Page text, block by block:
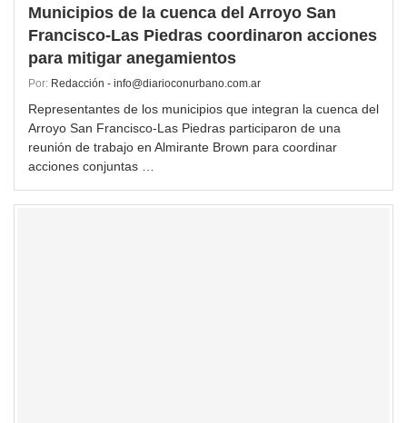
Municipios de la cuenca del Arroyo San
Francisco-Las Piedras coordinaron acciones
para mitigar anegamientos
Por: Redacción - info@diarioconurbano.com.ar
Representantes de los municipios que integran la cuenca del
Arroyo San Francisco-Las Piedras participaron de una
reunión de trabajo en Almirante Brown para coordinar
acciones conjuntas …